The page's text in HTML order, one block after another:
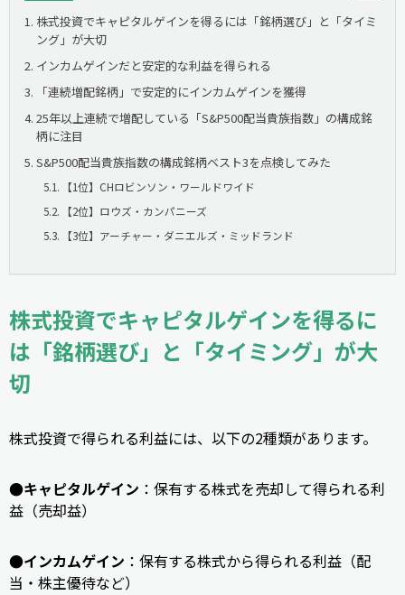
株式投資でキャピタルゲインを得るには「銘柄選び」と「タイミ
ング」が大切
インカムゲインだと安定的な利益を得られる
「連続増配銘柄」で安定的にインカムゲインを獲得
25年以上連続で増配している「S&P500配当貴族指数」の構成銘
柄に注目
S&P500配当貴族指数の構成銘柄ベスト3を点検してみた
【1位】CHロビンソン・ワールドワイド
【2位】ロウズ・カンパニーズ
【3位】アーチャー・ダニエルズ・ミッドランド
株式投資でキャピタルゲインを得るに
は「銘柄選び」と「タイミング」が大
切
株式投資で得られる利益には、以下の2種類があります。
●キャピタルゲイン ：保有する株式を売却して得られる利
益（売却益）
●インカムゲイン ：保有する株式から得られる利益（配
当・株主優待など）